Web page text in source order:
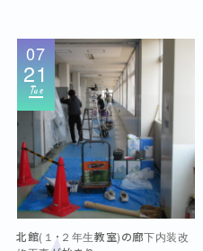
07
21
Tue
北館(１･２年生教室)の廊下内装改